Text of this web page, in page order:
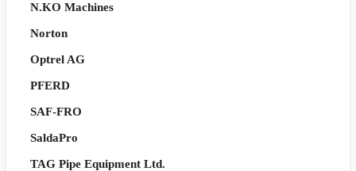
N.KO Machines
Norton
Optrel AG
PFERD
SAF-FRO
SaldaPro
TAG Pipe Equipment Ltd.